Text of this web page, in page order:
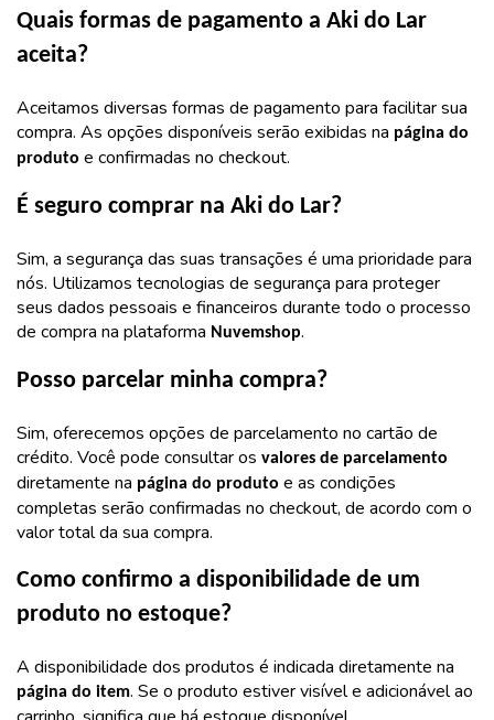
Quais formas de pagamento a Aki do Lar
aceita?
Aceitamos diversas formas de pagamento para facilitar sua
compra. As opções disponíveis serão exibidas na página do
produto e confirmadas no checkout.
É seguro comprar na Aki do Lar?
Sim, a segurança das suas transações é uma prioridade para
nós. Utilizamos tecnologias de segurança para proteger
seus dados pessoais e financeiros durante todo o processo
de compra na plataforma Nuvemshop.
Posso parcelar minha compra?
Sim, oferecemos opções de parcelamento no cartão de
crédito. Você pode consultar os valores de parcelamento
diretamente na página do produto e as condições
completas serão confirmadas no checkout, de acordo com o
valor total da sua compra.
Como confirmo a disponibilidade de um
produto no estoque?
A disponibilidade dos produtos é indicada diretamente na
página do item. Se o produto estiver visível e adicionável ao